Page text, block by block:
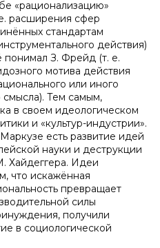
«рационализацию»
расширения сфер
стандартам
действия)
понимал З. Фрейд (т. е.
мотива действия
или иного
Тем самым,
в своем идеологическом
и «культур-индустрии».
есть развитие идей
науки и деструкции
Хайдеггера. Идеи
что искажённая
превращает
силы
получили
в социологической